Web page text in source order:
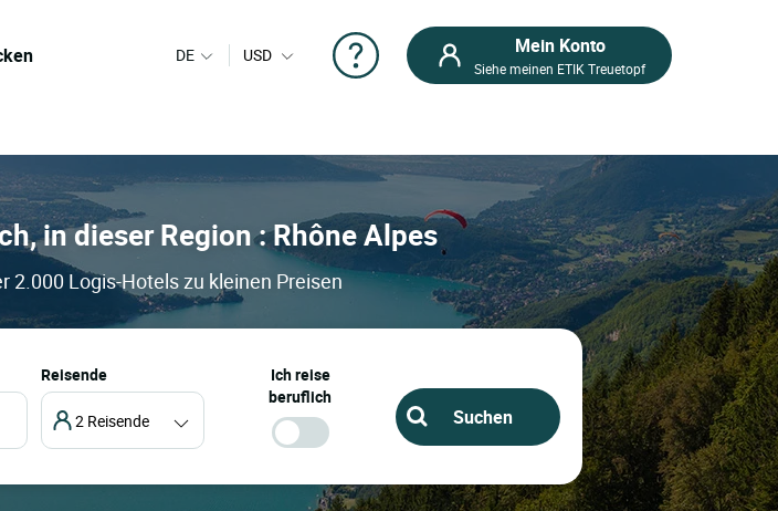
DE USD Mein Konto
Siehe meinen ETIK Treuetopf
in dieser Region : Rhône Alpes
2.000 Logis-Hotels zu kleinen Preisen
Reisende
2 Reisende
Ich reise
beruflich